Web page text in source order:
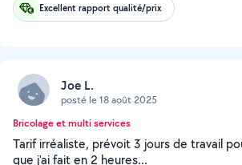
Excellent rapport qualité/prix
Joe L.
posté le 18 août 2025
Bricolage et multi services
Tarif irréaliste, prévoit 3 jours de travail
que j'ai fait en 2 heures...